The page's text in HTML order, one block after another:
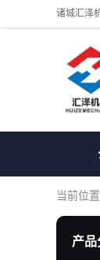
当前位置
产品